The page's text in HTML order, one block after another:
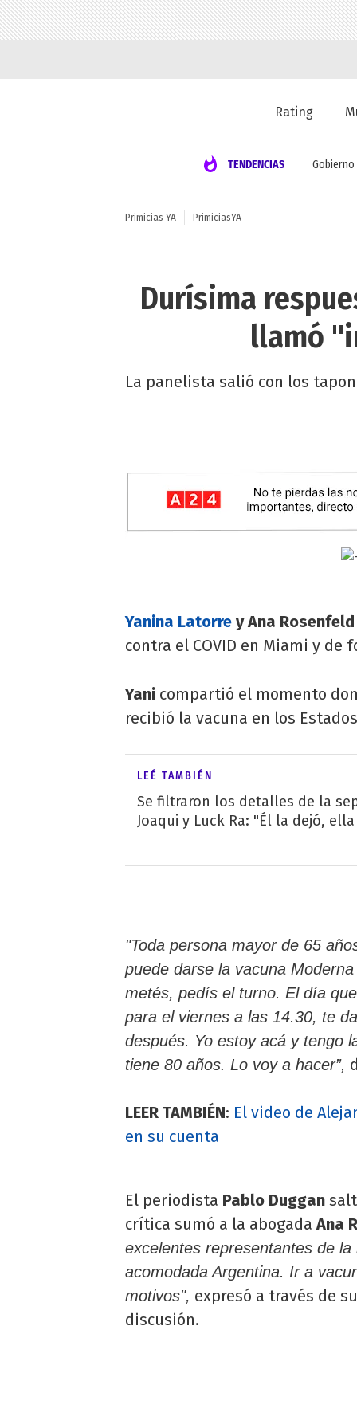
Rating
TENDENCIAS Gobierno
Primicias YA PrimiciasYA
Durísima
llamó
La panelista salió con los
Yanina Latorre y Ana Rosenfeld
contra el COVID en Miami y de
Yani compartió el momento
recibió la vacuna en los
LEÉ TAMBIÉN
Se filtraron los detalles de la
Joaqui y Luck Ra: "Él la dejó,
"Toda persona mayor de 65
puede darse la vacuna
metés, pedís el turno. El día
para el viernes a las 14.30, te
después. Yo estoy acá y tengo
tiene 80 años. Lo voy a hacer”,
LEER TAMBIÉN: El video de
en su cuenta
El periodista Pablo Duggan
crítica sumó a la abogadaAna
excelentes representantes de
acomodada Argentina. Ir a
motivos", expresó a través de
discusión.